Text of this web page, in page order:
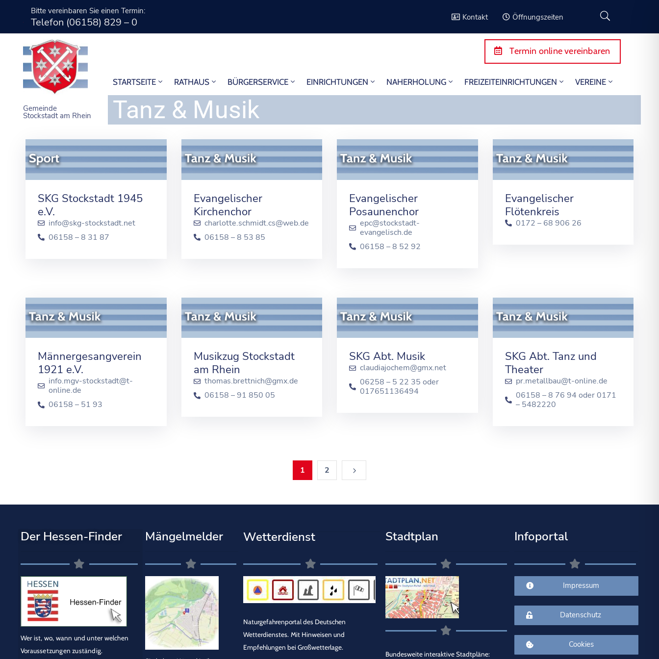
Bitte vereinbaren Sie einen Termin:
Telefon (06158) 829 – 0 Kontakt Öffnungszeiten
Gemeinde
Stockstadt am Rhein
Termin online vereinbaren
STARTSEITE RATHAUS BÜRGERSERVICE EINRICHTUNGEN NAHERHOLUNG FREIZEITEINRICHTUNGEN VEREINE
Tanz & Musik
SKG Stockstadt 1945
e.V.
info@skg-stockstadt.net
06158 – 8 31 87
Evangelischer
Kirchenchor
charlotte.schmidt.cs@web.de
06158 – 8 53 85
Evangelischer
Posaunenchor
epc@stockstadt-
evangelisch.de
06158 – 8 52 92
Evangelischer
Flötenkreis
0172 – 68 906 26
Männergesangverein
1921 e.V.
info.mgv-stockstadt@t-
online.de
06158 – 51 93
Musikzug Stockstadt
am Rhein
thomas.brettnich@gmx.de
06158 – 91 850 05
SKG Abt. Musik
claudiajochem@gmx.net
06258 – 5 22 35 oder
017651136494
SKG Abt. Tanz und
Theater
pr.metallbau@t-online.de
06158 – 8 76 94 oder 0171
– 5482220
1 2
Der Hessen-Finder
Wer ist, wo, wann und unter welchen
Voraussetzungen zuständig.
Mängelmelder Wetterdienst
Naturgefahrenportal des Deutschen
Wetterdienstes. Mit Hinweisen und
Empfehlungen bei Großwetterlage.
Stadtplan
Bundesweite interaktive Stadtpläne:
Infoportal
Impressum
Datenschutz
Cookies